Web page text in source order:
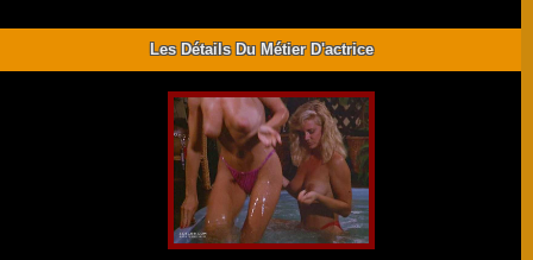
Les Détails Du Métier D'actrice